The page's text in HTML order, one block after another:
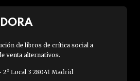
de libros de crítica social a
venta alternativos.
2º Local 3 28041 Madrid